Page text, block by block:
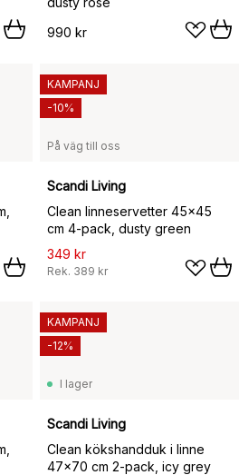
990 kr
På väg till oss
Scandi Living
Clean linneservetter 45x45
cm 4-pack, dusty green
349 kr
Rek. 389 kr
KAMPANJ
-10%
I lager
Scandi Living
Clean kökshandduk i linne
47x70 cm 2-pack, icy grey
KAMPANJ
-12%